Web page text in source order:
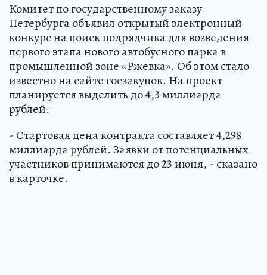
Комитет по государственному заказу
Петербурга объявил открытый электронный
конкурс на поиск подрядчика для возведения
первого этапа нового автобусного парка в
промышленной зоне «Ржевка». Об этом стало
известно на сайте госзакупок. На проект
планируется выделить до 4,3 миллиарда
рублей.
- Стартовая цена контракта составляет 4,298
миллиарда рублей. Заявки от потенциальных
участников принимаются до 23 июня, - сказано
в карточке.